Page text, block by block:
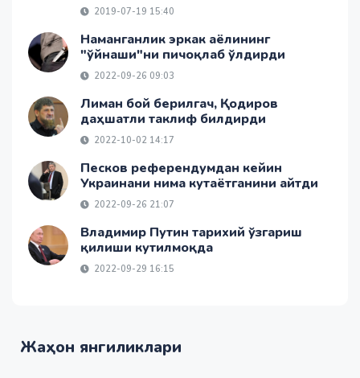
2019-07-19 15:40
Наманганлик эркак аёлининг
"ўйнаши"ни пичоқлаб ўлдирди
2022-09-26 09:03
Лиман бой берилгач, Қодиров
даҳшатли таклиф билдирди
2022-10-02 14:17
Песков референдумдан кейин
Украинани нима кутаётганини айтди
2022-09-26 21:07
Владимир Путин тарихий ўзгариш
қилиши кутилмоқда
2022-09-29 16:15
Жаҳон янгиликлари